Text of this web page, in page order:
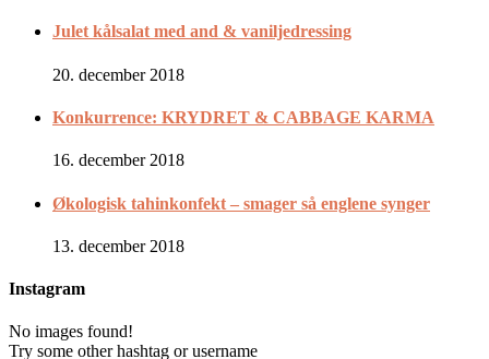
Julet kålsalat med and & vaniljedressing
20. december 2018
Konkurrence: KRYDRET & CABBAGE KARMA
16. december 2018
Økologisk tahinkonfekt – smager så englene synger
13. december 2018
Instagram
No images found!
Try some other hashtag or username